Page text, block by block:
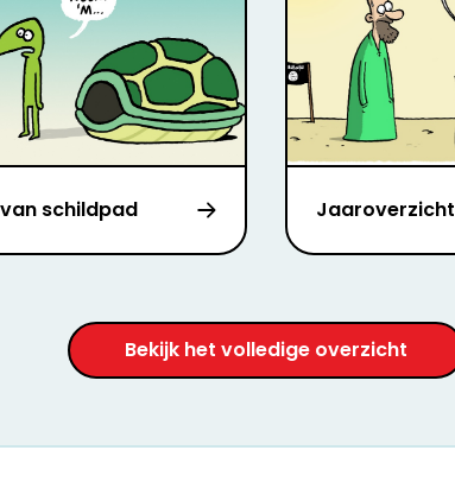
schildpad Jaaroverzicht
Bekijk het volledige overzicht